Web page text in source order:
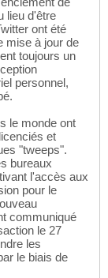
lieu d'être
ont été
mise à jour de
toujours un
personnel,
le monde ont
et
"tweeps".
bureaux
l'accès aux
pour le
communiqué
le 27
les
le biais de